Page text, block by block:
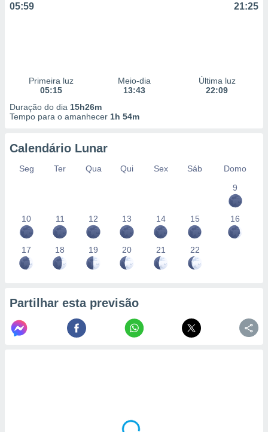
05:59 21:25
Primeira luz
05:15
Meio-dia
13:43
Última luz
22:09
Duração do dia 15h26m
Tempo para o amanhecer 1h 54m
Calendário Lunar
Seg Ter Qua Qui Sex Sáb
Domo
9
10 11 12 13 14 15 16
17 18 19 20 21 22
Partilhar esta previsão